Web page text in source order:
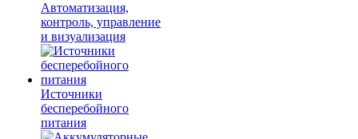
Автоматизация,
контроль, управление
и визуализация
Источники
бесперебойного
питания